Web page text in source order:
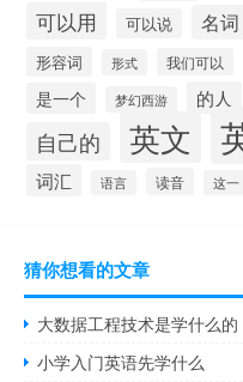
可以用 可以说 名词
形容词
形式 我们可以
是一个 梦幻西游 的人
自己的 英文
词汇 语言 读音 这一
猜你想看的文章
大数据工程技术是学什么的
小学入门英语先学什么